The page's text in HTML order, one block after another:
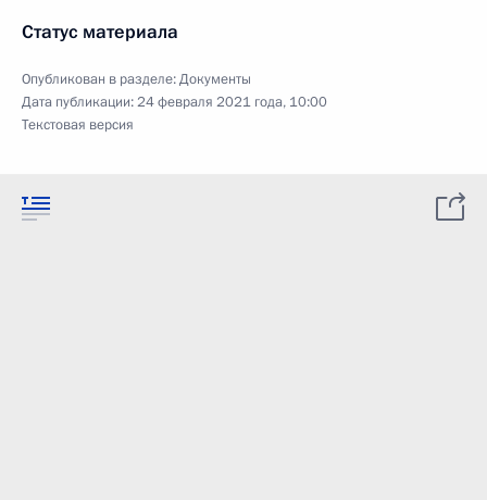
Статус материала
Опубликован в разделе:Документы
Дата публикации:24 февраля 2021 года, 10:00
Текстовая версия